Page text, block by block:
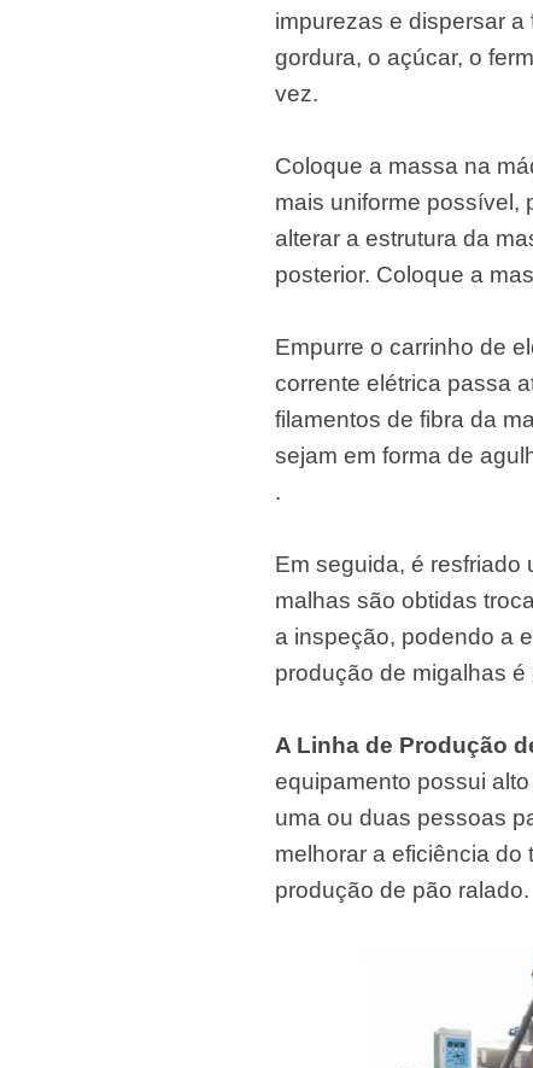
impurezas e dispersar
gordura, o açúcar, o
vez.
Coloque a massa na
mais uniforme possível,
alterar a estrutura da
posterior. Coloque a
Empurre o carrinho de
corrente elétrica passa
filamentos de fibra da
sejam em forma de
.
Em seguida, é resfriado
malhas são obtidas
a inspeção, podendo a
produção de migalhas
A Linha de Produção
equipamento possui
uma ou duas pessoas
melhorar a eficiência
produção de pão ralado.